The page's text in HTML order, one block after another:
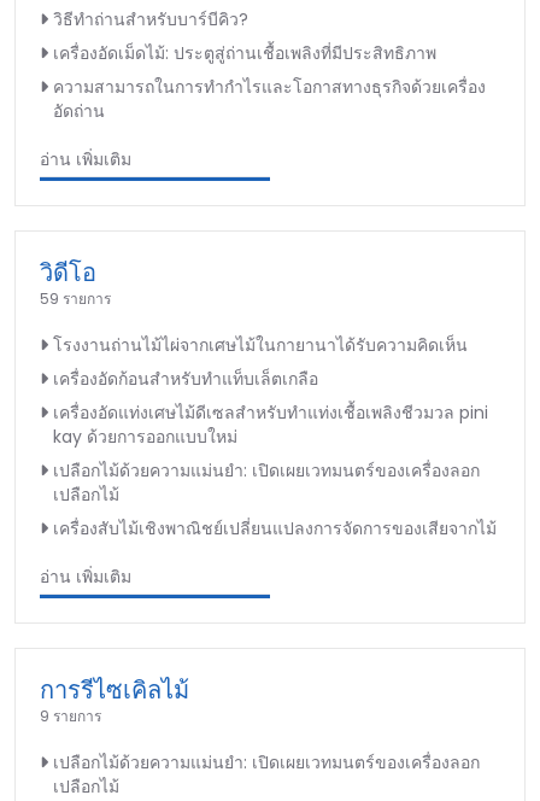
วิธีทำถ่านสำหรับบาร์บีคิว?
เครื่องอัดเม็ดไม้: ประตูสู่ถ่านเชื้อเพลิงที่มีประสิทธิภาพ
ความสามารถในการทำกำไรและโอกาสทางธุรกิจด้วยเครื่อง
อัดถ่าน
อ่าน เพิ่มเติม
วิดีโอ
59 รายการ
โรงงานถ่านไม้ไผ่จากเศษไม้ในกายานาได้รับความคิดเห็น
เครื่องอัดก้อนสำหรับทำแท็บเล็ตเกลือ
เครื่องอัดแท่งเศษไม้ดีเซลสำหรับทำแท่งเชื้อเพลิงชีวมวล pini
kay ด้วยการออกแบบใหม่
เปลือกไม้ด้วยความแม่นยำ: เปิดเผยเวทมนตร์ของเครื่องลอก
เปลือกไม้
เครื่องสับไม้เชิงพาณิชย์เปลี่ยนแปลงการจัดการของเสียจากไม้
อ่าน เพิ่มเติม
การรีไซเคิลไม้
9 รายการ
เปลือกไม้ด้วยความแม่นยำ: เปิดเผยเวทมนตร์ของเครื่องลอก
เปลือกไม้